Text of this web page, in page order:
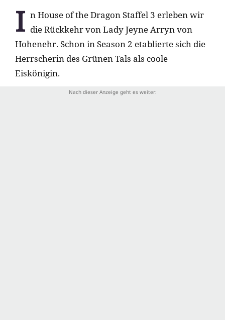
I n House of the Dragon Staffel 3 erleben wir
die Rückkehr von Lady Jeyne Arryn von
Hohenehr. Schon in Season 2 etablierte sich die
Herrscherin des Grünen Tals als coole
Eiskönigin.